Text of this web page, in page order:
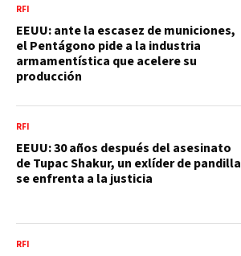
RFI
EEUU: ante la escasez de municiones,
el Pentágono pide a la industria
armamentística que acelere su
producción
RFI
EEUU: 30 años después del asesinato
de Tupac Shakur, un exlíder de pandilla
se enfrenta a la justicia
RFI